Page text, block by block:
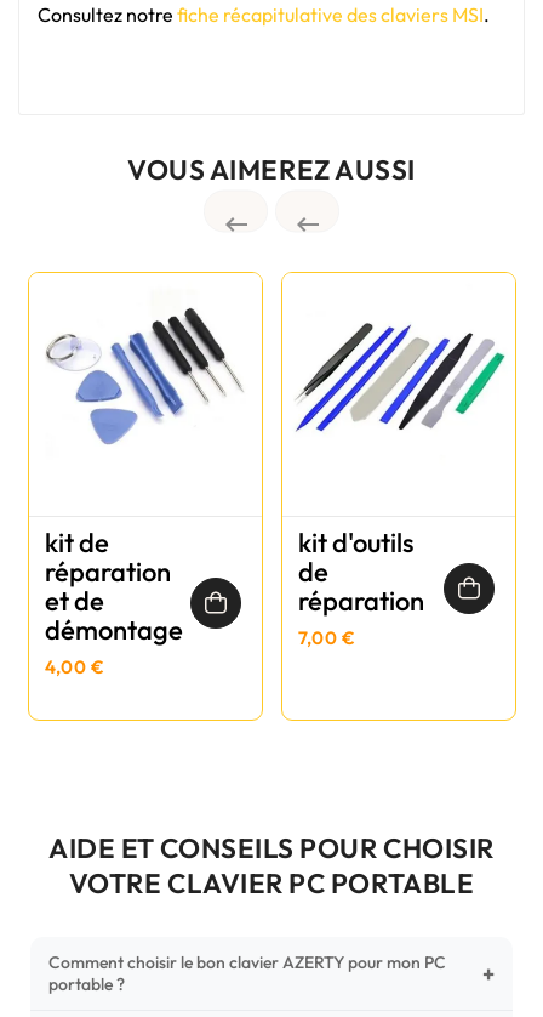
Consultez notre fiche récapitulative des claviers MSI.
VOUS AIMEREZ AUSSI
 
kit de
réparation
et de
démontage
4,00 €
kit d'outils
de
réparation
7,00 €
AIDE ET CONSEILS POUR CHOISIR
VOTRE CLAVIER PC PORTABLE
Comment choisir le bon clavier AZERTY pour mon PC
portable ?
+